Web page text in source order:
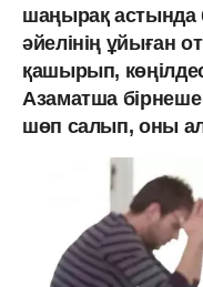
шаңырақ астында
әйелінің ұйыған
қашырып,
Азаматша бірнеше
шөп салып, оны